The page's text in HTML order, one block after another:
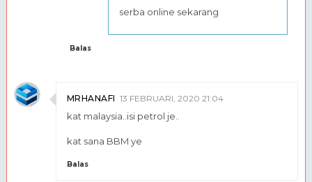
serba online sekarang
Balas
MRHANAFI 13 FEBRUARI, 2020 21:04
kat malaysia..isi petrol je..
kat sana BBM ye
Balas